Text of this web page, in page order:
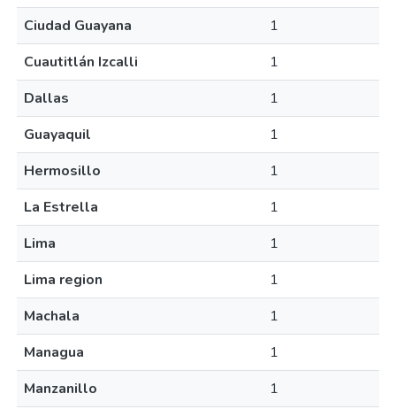
Ciudad Guayana
1
Cuautitlán Izcalli
1
Dallas
1
Guayaquil
1
Hermosillo
1
La Estrella
1
Lima
1
Lima region
1
Machala
1
Managua
1
Manzanillo
1